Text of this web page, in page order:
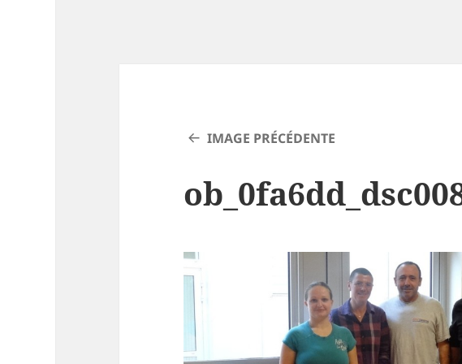
IMAGE PRÉCÉDENTE